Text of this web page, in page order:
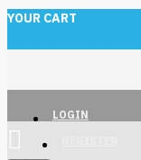
YOUR CART
LOGIN